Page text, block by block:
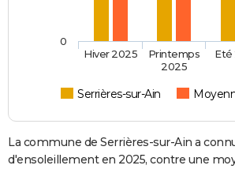
Serrières-sur-Ain
Hiver 2025
Printemps
2025
Eté
0
La commune de Serrières-sur-Ain a
d'ensoleillement en 2025, contre une